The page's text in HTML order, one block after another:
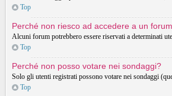
Top
Perché non riesco ad accedere a un
Alcuni forum potrebbero essere riservati a determinati
Top
Perché non posso votare nei sondaggi?
Solo gli utenti registrati possono votare nei sondaggi
Top